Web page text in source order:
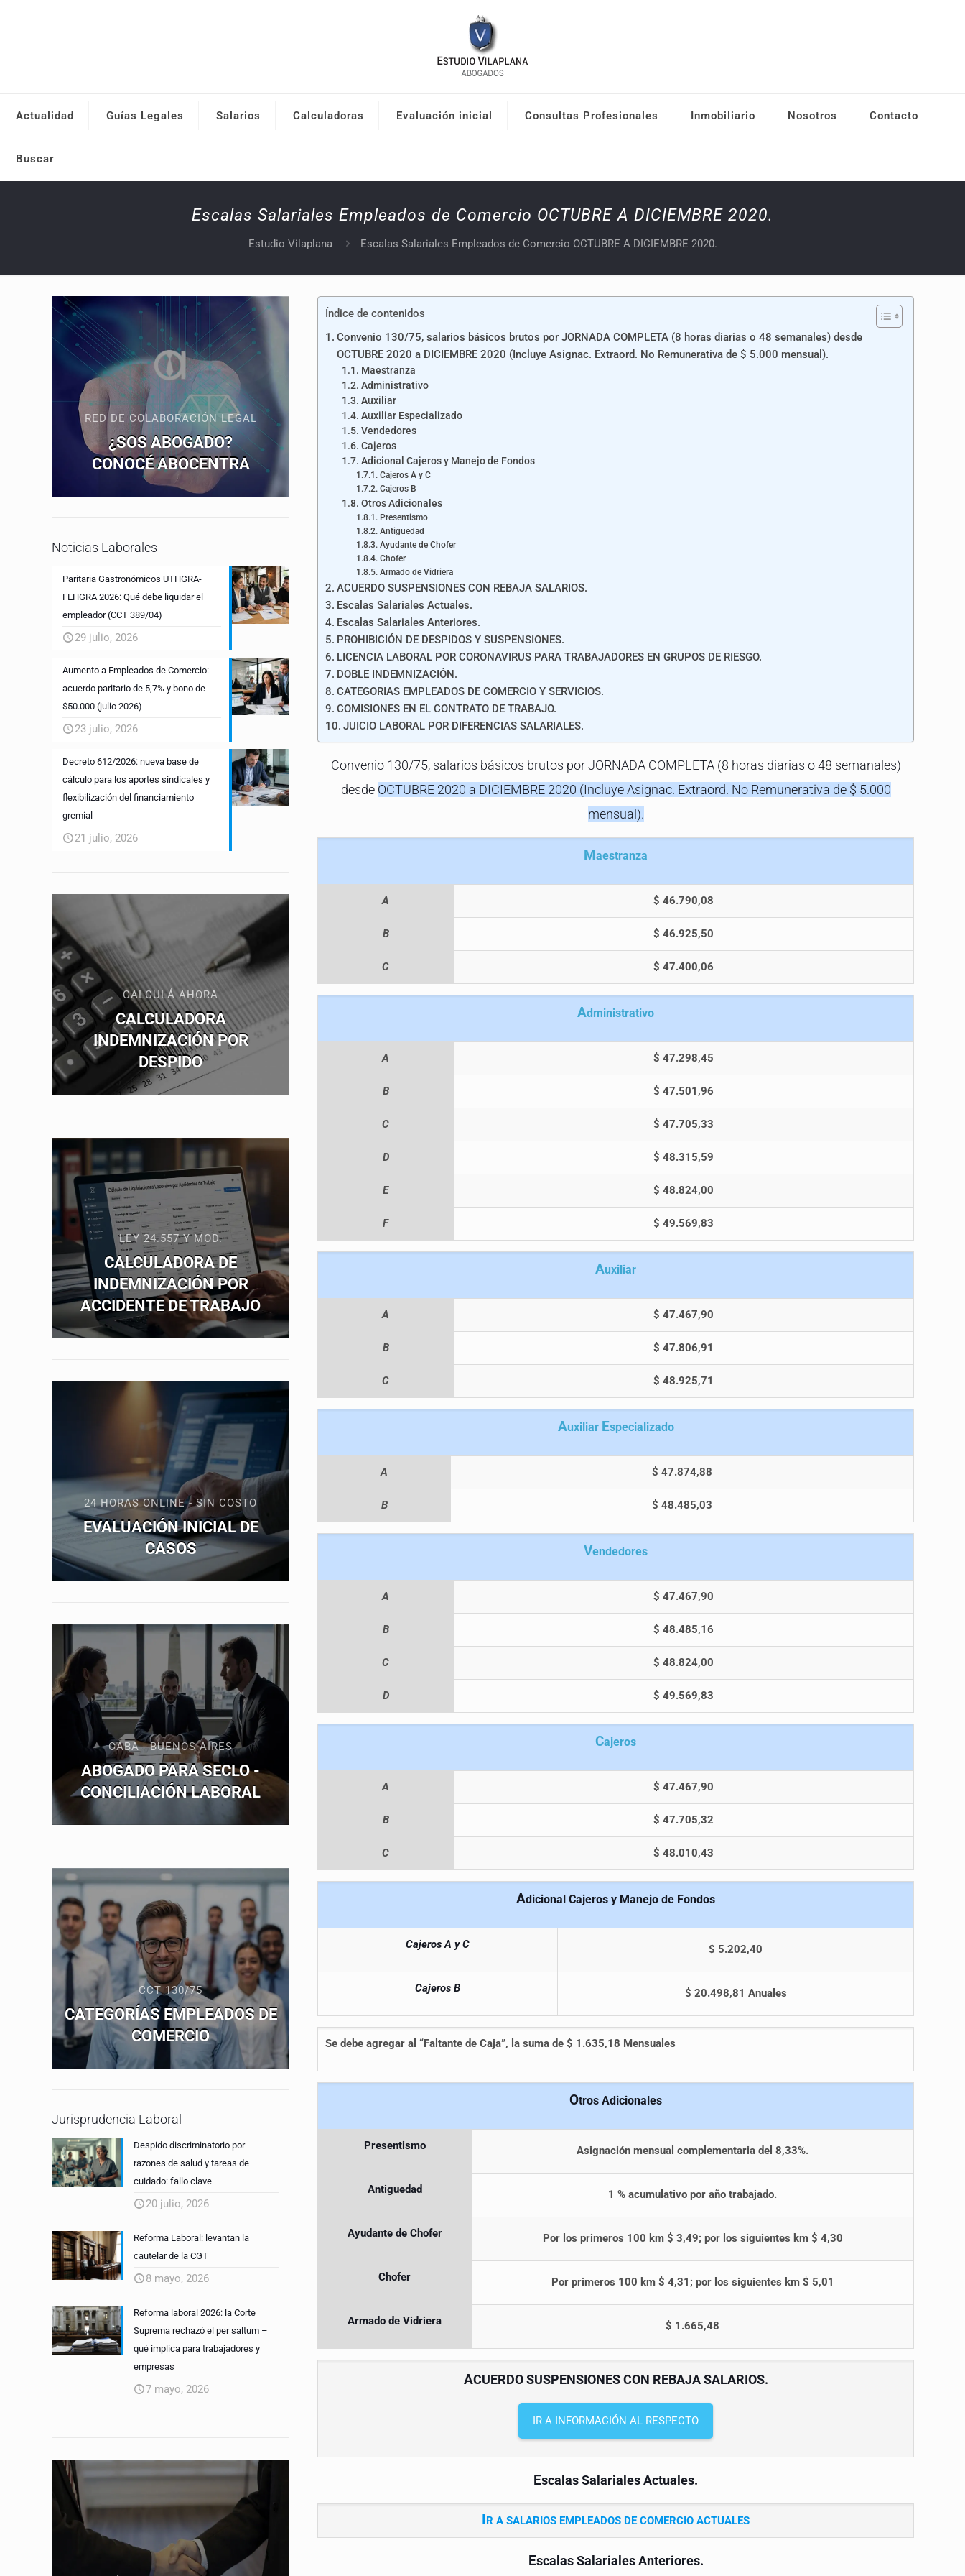
Actualidad Guías Legales Salarios Calculadoras Evaluación inicial Consultas Profesionales Inmobiliario Nosotros Contacto
Buscar
Escalas Salariales Empleados de Comercio OCTUBRE A DICIEMBRE 2020.
Estudio Vilaplana Escalas Salariales Empleados de Comercio OCTUBRE A DICIEMBRE 2020.
Índice de contenidos
Convenio 130/75, salarios básicos brutos por JORNADA COMPLETA (8 horas diarias o 48 semanales) desde
OCTUBRE 2020 a DICIEMBRE 2020 (Incluye Asignac. Extraord. No Remunerativa de $ 5.000 mensual).
Maestranza
Administrativo
Auxiliar
Auxiliar Especializado
Vendedores
Cajeros
Adicional Cajeros y Manejo de Fondos
Cajeros A y C
Cajeros B
Otros Adicionales
Presentismo
Antiguedad
Ayudante de Chofer
Chofer
Armado de Vidriera
ACUERDO SUSPENSIONES CON REBAJA SALARIOS.
Escalas Salariales Actuales.
Escalas Salariales Anteriores.
PROHIBICIÓN DE DESPIDOS Y SUSPENSIONES.
LICENCIA LABORAL POR CORONAVIRUS PARA TRABAJADORES EN GRUPOS DE RIESGO.
DOBLE INDEMNIZACIÓN.
CATEGORIAS EMPLEADOS DE COMERCIO Y SERVICIOS.
COMISIONES EN EL CONTRATO DE TRABAJO.
JUICIO LABORAL POR DIFERENCIAS SALARIALES.
Convenio 130/75, salarios básicos brutos por JORNADA COMPLETA (8 horas diarias o 48 semanales)
desde OCTUBRE 2020 a DICIEMBRE 2020 (Incluye Asignac. Extraord. No Remunerativa de $ 5.000
mensual).
Maestranza
A $ 46.790,08
B $ 46.925,50
C $ 47.400,06
Administrativo
A $ 47.298,45
B $ 47.501,96
C $ 47.705,33
D $ 48.315,59
E $ 48.824,00
F $ 49.569,83
Auxiliar
A $ 47.467,90
B $ 47.806,91
C $ 48.925,71
Auxiliar Especializado
A $ 47.874,88
B $ 48.485,03
Vendedores
A $ 47.467,90
B $ 48.485,16
C $ 48.824,00
D $ 49.569,83
Cajeros
A $ 47.467,90
B $ 47.705,32
C $ 48.010,43
Adicional Cajeros y Manejo de Fondos
Cajeros A y C $ 5.202,40
Cajeros B $ 20.498,81 Anuales
Se debe agregar al “Faltante de Caja”, la suma de $ 1.635,18 Mensuales
Otros Adicionales
Presentismo Asignación mensual complementaria del 8,33%.
Antiguedad 1 % acumulativo por año trabajado.
Ayudante de Chofer Por los primeros 100 km $ 3,49; por los siguientes km $ 4,30
Chofer Por primeros 100 km $ 4,31; por los siguientes km $ 5,01
Armado de Vidriera $ 1.665,48
ACUERDO SUSPENSIONES CON REBAJA SALARIOS.
IR A INFORMACIÓN AL RESPECTO
Escalas Salariales Actuales.
R A SALARIOS EMPLEADOS DE COMERCIO ACTUALES
Escalas Salariales Anteriores.
RED DE COLABORACIÓN LEGAL
¿SOS ABOGADO?
CONOCÉ ABOCENTRA
Noticias Laborales
Paritaria Gastronómicos UTHGRA-
FEHGRA 2026: Qué debe liquidar el
empleador (CCT 389/04)
29 julio, 2026
Aumento a Empleados de Comercio:
acuerdo paritario de 5,7% y bono de
$50.000 (julio 2026)
23 julio, 2026
Decreto 612/2026: nueva base de
cálculo para los aportes sindicales y
flexibilización del financiamiento
gremial
21 julio, 2026
CALCULÁ AHORA
CALCULADORA
INDEMNIZACIÓN POR
DESPIDO
LEY 24.557 Y MOD.
CALCULADORA DE
INDEMNIZACIÓN POR
ACCIDENTE DE TRABAJO
24 HORAS ONLINE - SIN COSTO
EVALUACIÓN INICIAL DE
CASOS
CABA - BUENOS AIRES
ABOGADO PARA SECLO -
CONCILIACIÓN LABORAL
CCT 130/75
CATEGORÍAS EMPLEADOS DE
COMERCIO
Jurisprudencia Laboral
Despido discriminatorio por
razones de salud y tareas de
cuidado: fallo clave
20 julio, 2026
Reforma Laboral: levantan la
cautelar de la CGT
8 mayo, 2026
Reforma laboral 2026: la Corte
Suprema rechazó el per saltum –
qué implica para trabajadores y
empresas
7 mayo, 2026